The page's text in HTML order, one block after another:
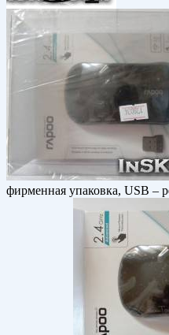
фирменная упаковка, USB –